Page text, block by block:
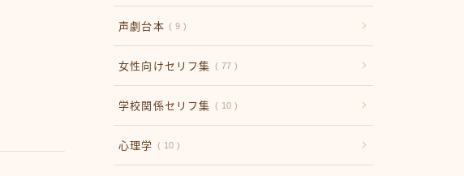
声劇台本 9
女性向けセリフ集 77
学校関係セリフ集 10
心理学 10